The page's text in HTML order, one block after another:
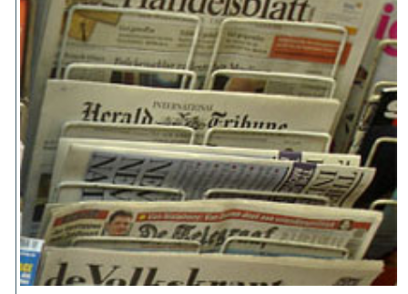
УКР
КТАТ
ДОЛУЧАЙСЯ!
Усі сайти RFE/RL